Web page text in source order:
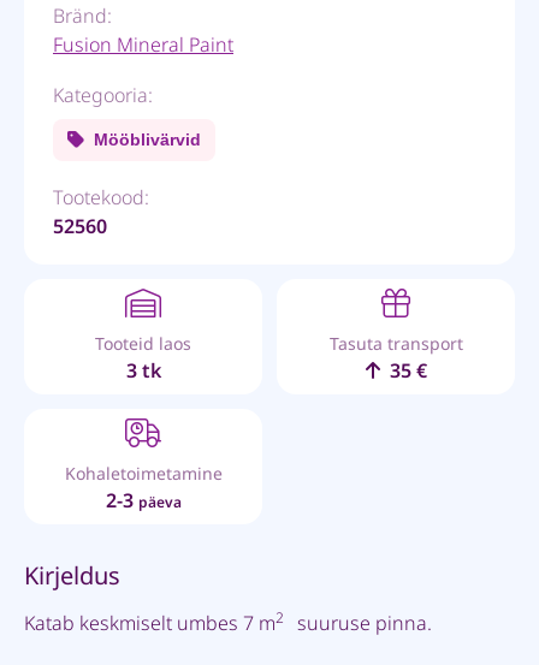
Bränd:
Fusion Mineral Paint
Kategooria:
Mööblivärvid
Tootekood:
52560
Tooteid laos
3 tk
Tasuta transport
35 €
Kohaletoimetamine
2-3 päeva
Kirjeldus
Katab keskmiselt umbes 7 m2 suuruse pinna.